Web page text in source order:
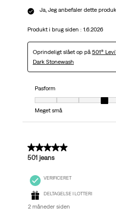
Ja, Jeg anbefaler dette
Produkt i brug siden : 1.6.2026
Oprindeligt slået op på 501®
Dark Stonewash
Pasform
Pasform, 4 ud af 7, hvor 1 er lig
Meget små
5 ud af 5 stjerner.
501 jeans
VERIFICERET
DELTAGELSE I LOTTERI
2 måneder siden